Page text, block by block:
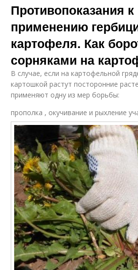
Противопоказания к
применению
картофеля. Как
сорняками на
В случае, если на картофельной
картошкой растут посторонние
применяют одну из мер борьбы:
прополка , окучивание и рыхление